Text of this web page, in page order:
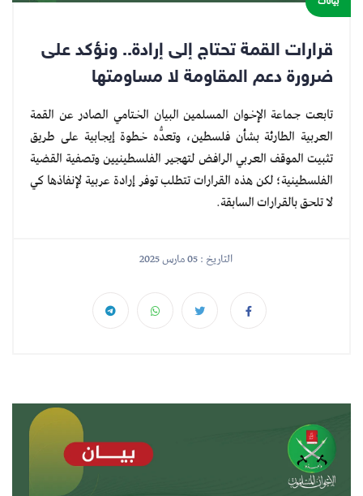
قرارات القمة تحتاج إلى إرادة.. ونؤكد على
ضرورة دعم المقاومة لا مساومتها
تابعت جماعة الإخوان المسلمين البيان الختامي الصادر عن القمة
العربية الطارئة بشأن فلسطين، وتعدُّه خطوة إيجابية على طريق
تثبيت الموقف العربي الرافض لتهجير الفلسطينيين وتصفية القضية
الفلسطينية؛ لكن هذه القرارات تتطلب توفر إرادة عربية لإنفاذها كي
لا تلحق بالقرارات السابقة.
التاريخ : 05 مارس 2025